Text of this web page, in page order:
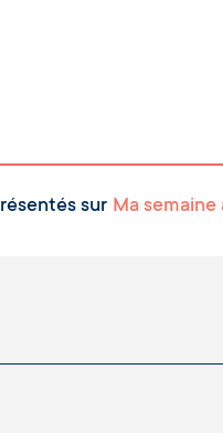
sur Ma semaine